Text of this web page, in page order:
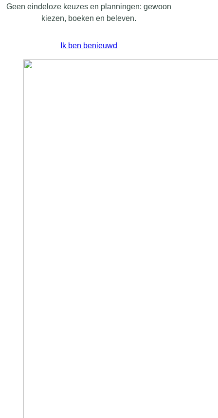
Geen eindeloze keuzes en planningen: gewoon
kiezen, boeken en beleven.
Ik ben benieuwd